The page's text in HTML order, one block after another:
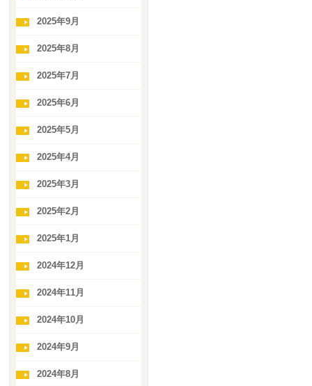
2025年9月
2025年8月
2025年7月
2025年6月
2025年5月
2025年4月
2025年3月
2025年2月
2025年1月
2024年12月
2024年11月
2024年10月
2024年9月
2024年8月